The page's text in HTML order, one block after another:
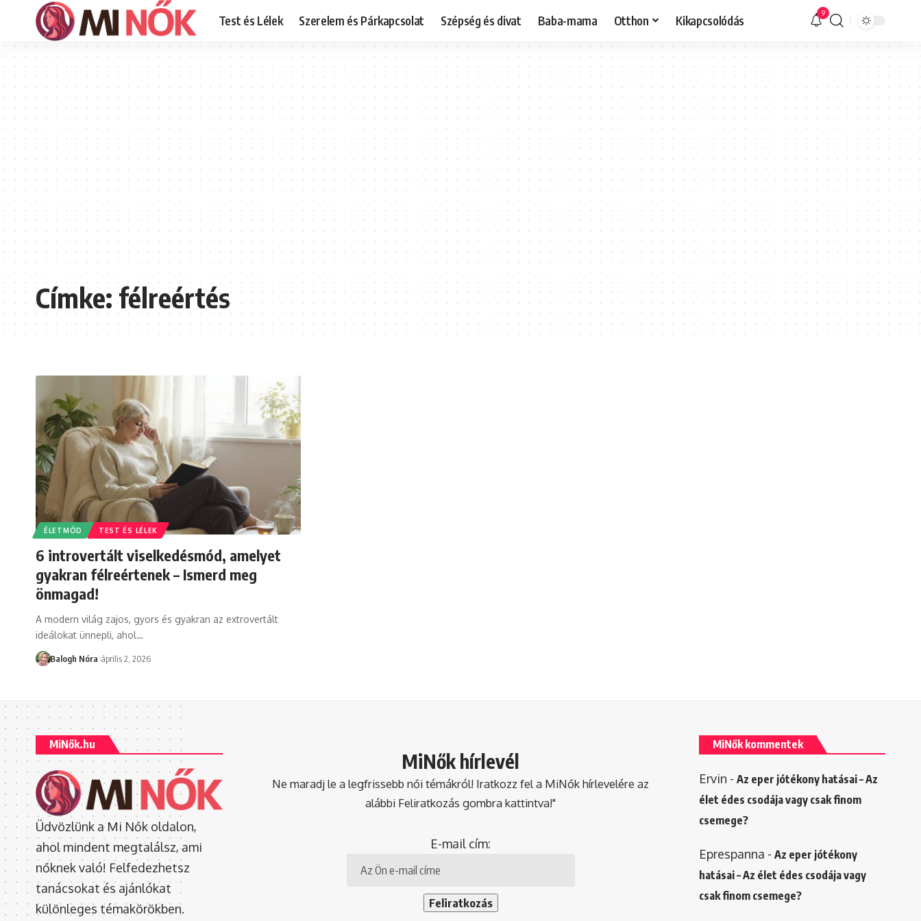
Test és Lélek Szerelem és Párkapcsolat Szépség és divat Baba-mama Otthon Kikapcsolódás 9
Címke:félreértés
ÉLETMÓD TEST ÉS LÉLEK
6 introvertált viselkedésmód, amelyet
gyakran félreértenek – Ismerd meg
önmagad!
A modern világ zajos, gyors és gyakran az extrovertált
ideálokat ünnepli, ahol…
Balogh Nóra április 2, 2026
MiNők.hu
Üdvözlünk a Mi Nők oldalon,
ahol mindent megtalálsz, ami
nőknek való! Felfedezhetsz
tanácsokat és ajánlókat
különleges témakörökben.
MiNők hírlevél
Ne maradj le a legfrissebb női témákról! Iratkozz fel a MiNők hírlevelére az
alábbi Feliratkozás gombra kattintva!"
E-mail cím:
MiNők kommentek
Ervin - Az eper jótékony hatásai – Az
élet édes csodája vagy csak finom
csemege?
Eprespanna - Az eper jótékony
hatásai – Az élet édes csodája vagy
csak finom csemege?